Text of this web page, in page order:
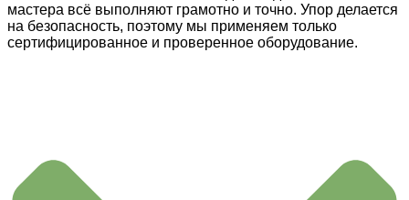
мастера всё выполняют грамотно и точно. Упор делается
на безопасность, поэтому мы применяем только
сертифицированное и проверенное оборудование.